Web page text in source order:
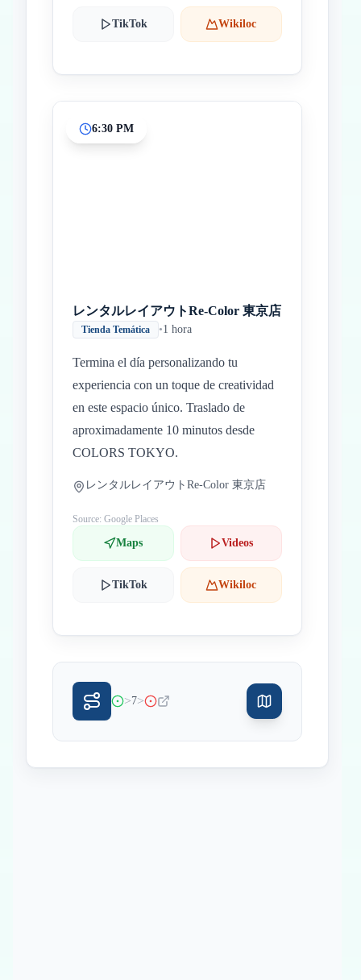
TikTok Wikiloc
6:30 PM
レンタルレイアウトRe-Color 東京店
Tienda Temática •1 hora
Termina el día personalizando tu
experiencia con un toque de creatividad
en este espacio único. Traslado de
aproximadamente 10 minutos desde
COLORS TOKYO.
レンタルレイアウトRe-Color 東京店
Source: Google Places
Maps Videos
TikTok Wikiloc
>7>